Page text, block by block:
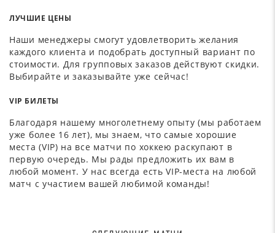
ЛУЧШИЕ ЦЕНЫ
Наши менеджеры смогут удовлетворить желания
каждого клиента и подобрать доступный вариант по
стоимости. Для групповых заказов действуют скидки.
Выбирайте и заказывайте уже сейчас!
VIP БИЛЕТЫ
Благодаря нашему многолетнему опыту (мы работаем
уже более 16 лет), мы знаем, что самые хорошие
места (VIP) на все матчи по хоккею раскупают в
первую очередь. Мы рады предложить их вам в
любой момент. У нас всегда есть VIP-места на любой
матч с участием вашей любимой команды!